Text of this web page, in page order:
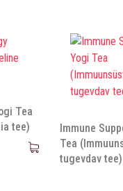
Tea
tee)
Immune
Tea
tugevdav tee)